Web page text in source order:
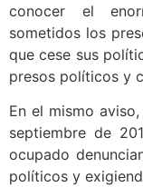
conocer el
sometidos los
que cese sus
presos políticos y
En el mismo
septiembre de
ocupado
políticos y